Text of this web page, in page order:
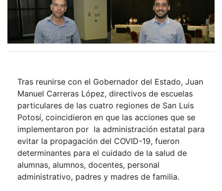
Tras reunirse con el Gobernador del Estado, Juan
Manuel Carreras López, directivos de escuelas
particulares de las cuatro regiones de San Luis
Potosí, coincidieron en que las acciones que se
implementaron por la administración estatal para
evitar la propagación del COVID-19, fueron
determinantes para el cuidado de la salud de
alumnas, alumnos, docentes, personal
administrativo, padres y madres de familia.